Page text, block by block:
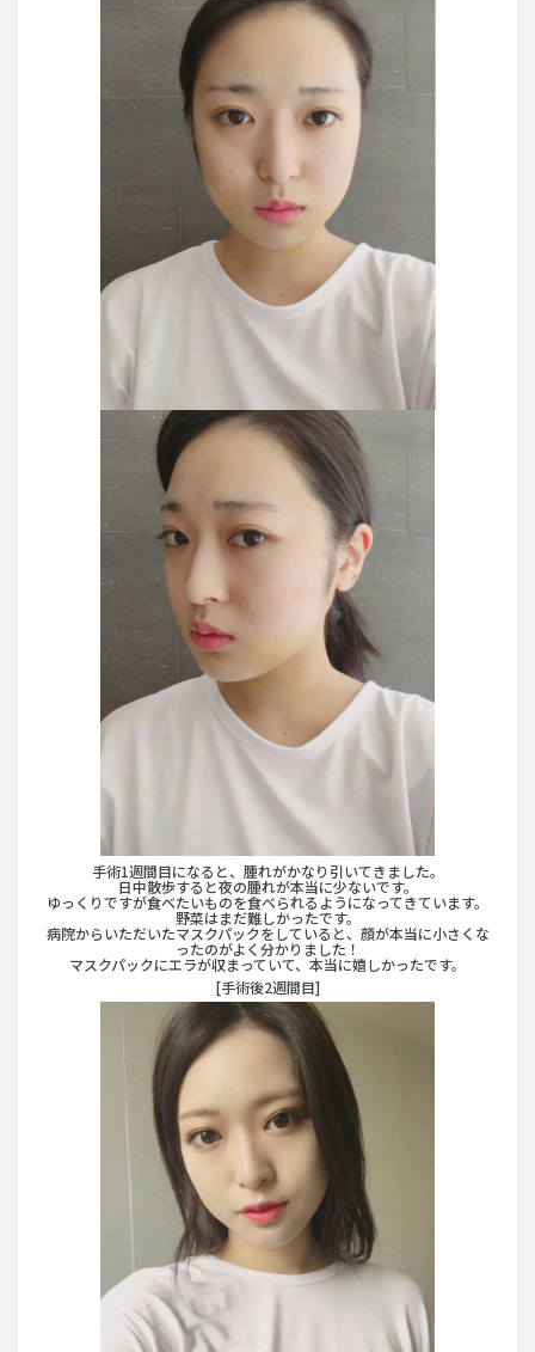
手術1週間目になると、腫れがかなり引いてきました。
日中散歩すると夜の腫れが本当に少ないです。
ゆっくりですが食べたいものを食べられるようになってきています。
野菜はまだ難しかったです。
病院からいただいたマスクパックをしていると、顔が本当に小さくな
ったのがよく分かりました！
マスクパックにエラが収まっていて、本当に嬉しかったです。
[手術後2週間目]